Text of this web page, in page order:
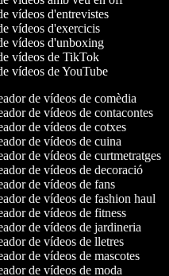
de vídeos d'entrevistes
de vídeos d'exercicis
de vídeos d'unboxing
de vídeos de TikTok
de vídeos de YouTube
de vídeos de comèdia
de vídeos de contacontes
de vídeos de cotxes
de vídeos de cuina
de vídeos de curtmetratges
de vídeos de decoració
de vídeos de fans
de vídeos de fashion haul
de vídeos de fitness
de vídeos de jardineria
de vídeos de lletres
de vídeos de mascotes
de vídeos de moda